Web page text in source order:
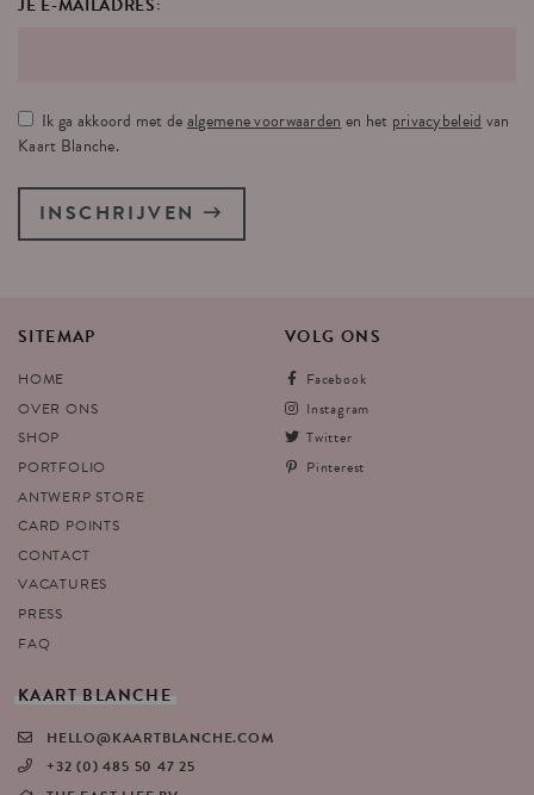
Ik ga akkoord met dealgemene voorwaarden en het privacybeleid van
Kaart Blanche.
INSCHRIJVEN
SITEMAP
HOME
OVER ONS
SHOP
PORTFOLIO
ANTWERP STORE
CARD POINTS
CONTACT
VACATURES
PRESS
FAQ
VOLG ONS
Facebook
Instagram
Twitter
Pinterest
KAART BLANCHE
HELLO@KAARTBLANCHE.COM
+32 (0) 485 50 47 25